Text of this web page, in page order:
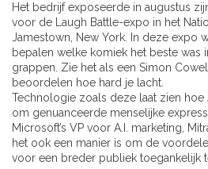
Het bedrijf exposeerde in augustus
voor de Laugh Battle-expo in het
Jamestown, New York. In deze expo
bepalen welke komiek het beste was
grappen. Zie het als een Simon
beoordelen hoe hard je lacht.
Technologie zoals deze laat zien hoe
om genuanceerde menselijke
Microsoft’s VP voor A.I. marketing,
het ook een manier is om de
voor een breder publiek toegankelijk